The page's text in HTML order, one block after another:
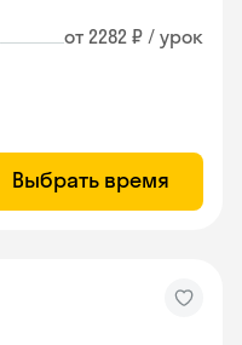
от 2282 ₽ / урок
Выбрать время